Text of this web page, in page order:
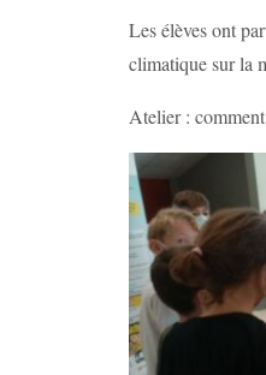
Les élèves ont
climatique sur la
Atelier :